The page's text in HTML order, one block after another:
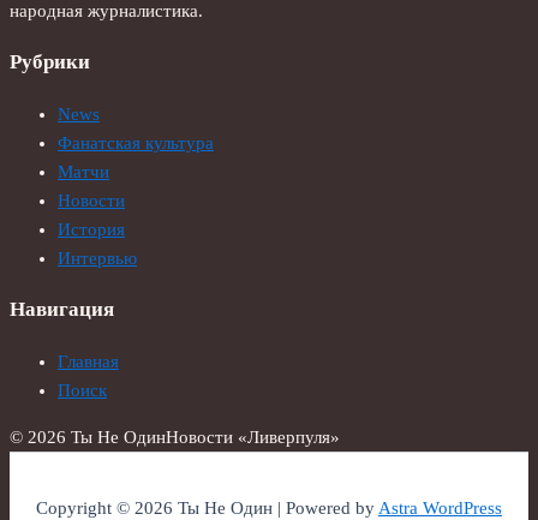
народная журналистика.
Рубрики
News
Фанатская культура
Матчи
Новости
История
Интервью
Навигация
Главная
Поиск
© 2026 Ты Не ОдинНовости «Ливерпуля»
Copyright © 2026 Ты Не Один | Powered byAstra WordPress